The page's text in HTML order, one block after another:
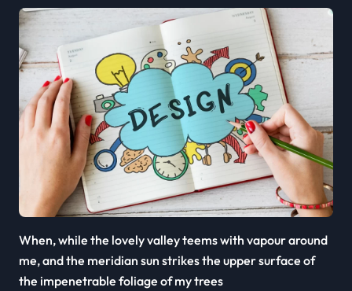
When, while the lovely valley teems with vapour around
me, and the meridian sun strikes the upper surface of
the impenetrable foliage of my trees